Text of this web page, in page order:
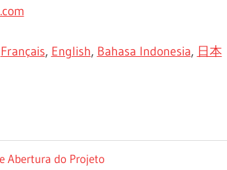
Français, English, Bahasa Indonesia, 日本
Abertura do Projeto